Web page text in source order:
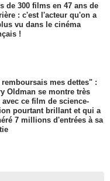
de 300 films en 47 ans de
: c'est l'acteur qu'on a
vu dans le cinéma
!
remboursais mes dettes" :
Oldman se montre très
avec ce film de science-
pourtant brillant et qui a
7 millions d'entrées à sa